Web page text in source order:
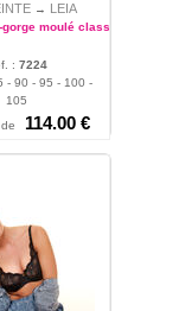
→ LEIA
moulé classique
: 7224
- 90 - 95 - 100 -
105
114.00 €